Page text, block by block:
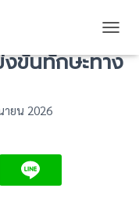
อยเอ็ด
ขันทักษะทาง
ายน 2026